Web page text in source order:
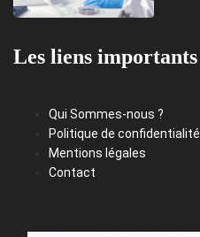
Les liens importants
Qui Sommes-nous ?
Politique de confidentialité
Mentions légales
Contact